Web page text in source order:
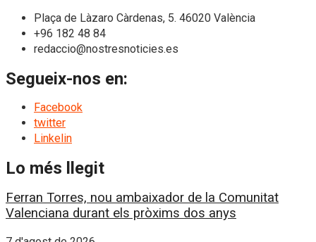
Plaça de Làzaro Càrdenas, 5. 46020 València
+96 182 48 84
redaccio@nostresnoticies.es
Segueix-nos en:
Facebook
twitter
Linkelin
Lo més llegit
Ferran Torres, nou ambaixador de la Comunitat
Valenciana durant els pròxims dos anys